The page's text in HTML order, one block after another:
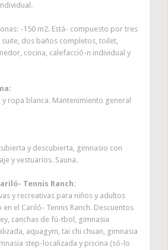
- 150 m2. Está- compuesto por tres
dos baños completos, toilet,
cocina, calefacció-n individual y
y ropa blanca. Mantenimiento general
y descubierta, gimnasio con
y vestuarios. Sauna.
Tennis Ranch:
y recreativas para niños y adultos
el Cariló- Tennis Ranch. Descuentos
canchas de fú-tbol, gimnasia
aquagym, tai chi chuan, gimnasia
step-localizada y piscina (só-lo